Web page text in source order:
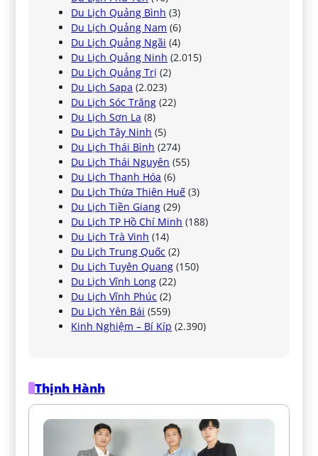
Du Lịch Quảng Bình (3)
Du Lịch Quảng Nam (6)
Du Lịch Quảng Ngãi (4)
Du Lịch Quảng Ninh (2.015)
Du Lịch Quảng Trị (2)
Du Lịch Sapa (2.023)
Du Lịch Sóc Trăng (22)
Du Lịch Sơn La (8)
Du Lịch Tây Ninh (5)
Du Lịch Thái Bình (274)
Du Lịch Thái Nguyên (55)
Du Lịch Thanh Hóa (6)
Du Lịch Thừa Thiên Huế (3)
Du Lịch Tiền Giang (29)
Du Lịch TP Hồ Chí Minh (188)
Du Lịch Trà Vinh (14)
Du Lịch Trung Quốc (2)
Du Lịch Tuyên Quang (150)
Du Lịch Vĩnh Long (22)
Du Lịch Vĩnh Phúc (2)
Du Lịch Yên Bái (559)
Kinh Nghiệm – Bí Kíp (2.390)
Thịnh Hành